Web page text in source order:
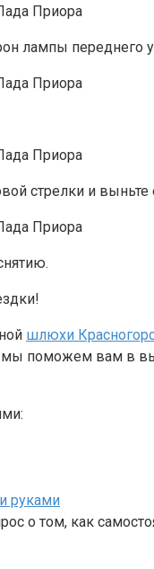
лампы переднего
стрелки и выньте
шлюхи
мы поможем вам в
руками
о том, как